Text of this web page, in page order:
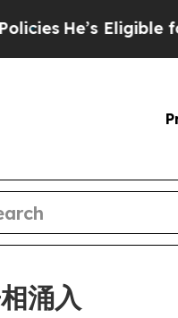
Eligible for Up
涌入